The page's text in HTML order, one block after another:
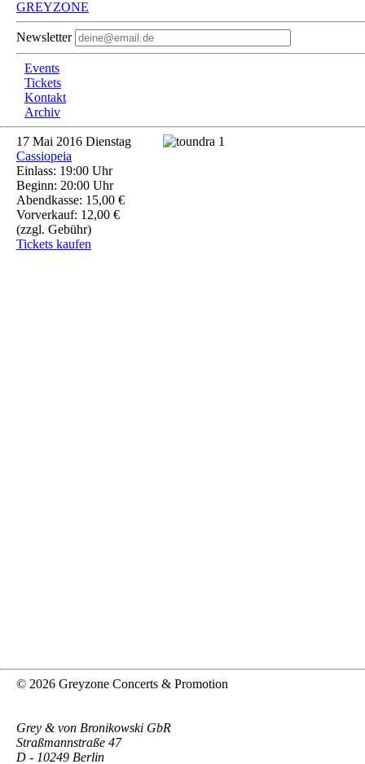
GREYZONE
Newsletter
Events
Tickets
Kontakt
Archiv
17 Mai 2016 Dienstag
Cassiopeia
Einlass: 19:00 Uhr
Beginn: 20:00 Uhr
Abendkasse: 15,00 €
Vorverkauf: 12,00 €
(zzgl. Gebühr)
Tickets kaufen
© 2026 Greyzone Concerts & Promotion
Grey & von Bronikowski GbR
Straßmannstraße 47
D - 10249 Berlin